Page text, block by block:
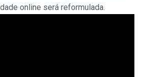
online será reformulada.